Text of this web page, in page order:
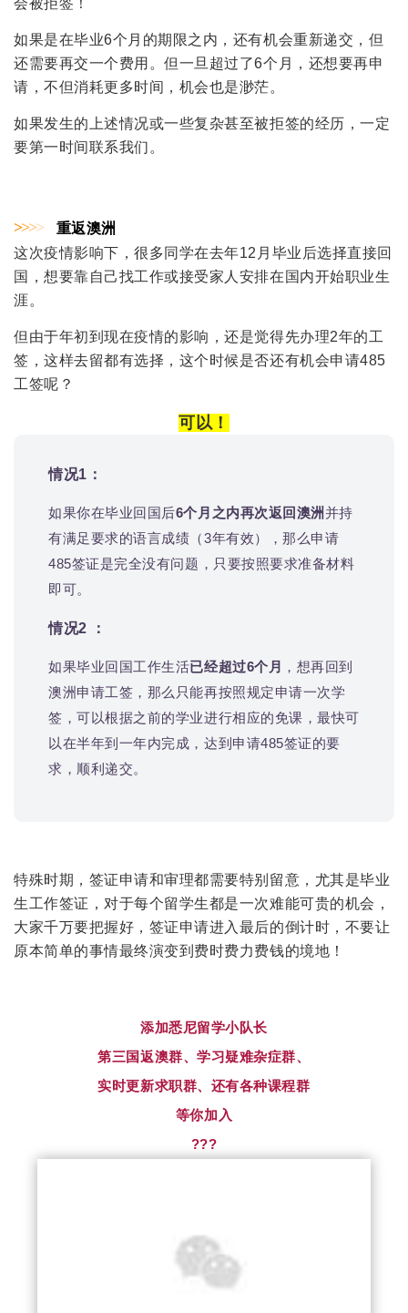
如果是在毕业6个月的期限之内，还有机会重新递交，但
还需要再交一个费用。但一旦超过了6个月，还想要再申
请，不但消耗更多时间，机会也是渺茫。
如果发生的上述情况或一些复杂甚至被拒签的经历，一定
要第一时间联系我们。
>>>>
重返澳洲
这次疫情影响下，很多同学在去年12月毕业后选择直接回
国，想要靠自己找工作或接受家人安排在国内开始职业生
涯。
但由于年初到现在疫情的影响，还是觉得先办理2年的工
签，这样去留都有选择，这个时候是否还有机会申请485
工签呢？
可以！
情况1：
如果你在毕业回国后6个月之内再次返回澳洲并持
有满足要求的语言成绩（3年有效），那么申请
485签证是完全没有问题，只要按照要求准备材料
即可。
情况2 ：
如果毕业回国工作生活已经超过6个月 ，想再回到
澳洲申请工签，那么只能再按照规定申请一次学
签，可以根据之前的学业进行相应的免课，最快可
以在半年到一年内完成，达到申请485签证的要
求，顺利递交。
特殊时期，签证申请和审理都需要特别留意，尤其是毕业
生工作签证，对于每个留学生都是一次难能可贵的机会，
大家千万要把握好，签证申请进入最后的倒计时，不要让
原本简单的事情最终演变到费时费力费钱的境地！
添加悉尼留学小队长
第三国返澳群、学习疑难杂症群、
实时更新求职群、还有各种课程群
等你加入
???